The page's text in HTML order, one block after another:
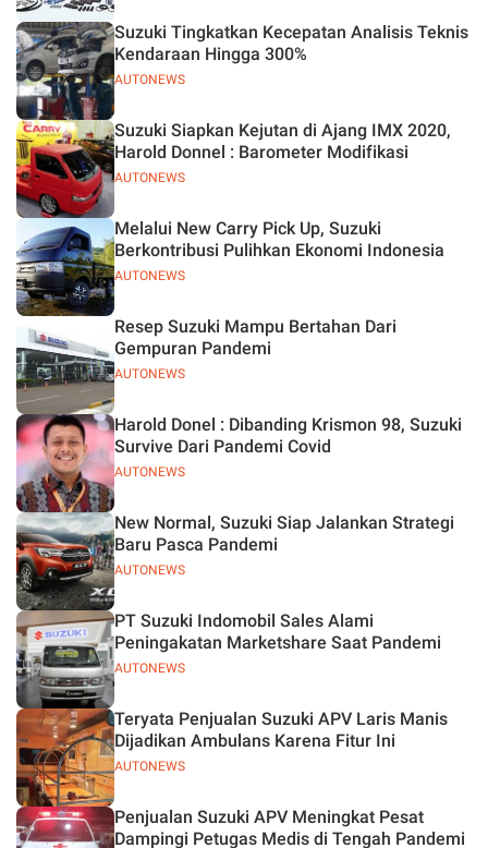
AUTONEWS
Suzuki Tingkatkan Kecepatan Analisis Teknis
Kendaraan Hingga 300%
AUTONEWS
Suzuki Siapkan Kejutan di Ajang IMX 2020,
Harold Donnel : Barometer Modifikasi
AUTONEWS
Melalui New Carry Pick Up, Suzuki
Berkontribusi Pulihkan Ekonomi Indonesia
AUTONEWS
Resep Suzuki Mampu Bertahan Dari
Gempuran Pandemi
AUTONEWS
Harold Donel : Dibanding Krismon 98, Suzuki
Survive Dari Pandemi Covid
AUTONEWS
New Normal, Suzuki Siap Jalankan Strategi
Baru Pasca Pandemi
AUTONEWS
PT Suzuki Indomobil Sales Alami
Peningakatan Marketshare Saat Pandemi
AUTONEWS
Teryata Penjualan Suzuki APV Laris Manis
Dijadikan Ambulans Karena Fitur Ini
Penjualan Suzuki APV Meningkat Pesat
Dampingi Petugas Medis di Tengah Pandemi